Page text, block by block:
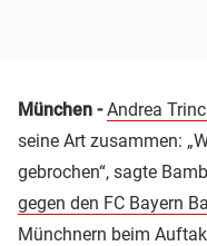
München -Andrea
seine Art zusammen:
gebrochen“, sagte
gegen den FC Bayern
Münchnern beim